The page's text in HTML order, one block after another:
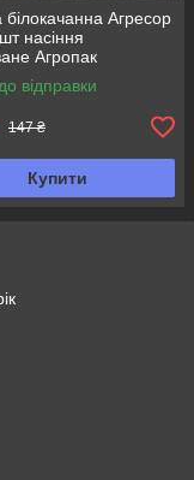
білокачанна Агресор
насіння
Агропак
відправки
147 ₴
Купити